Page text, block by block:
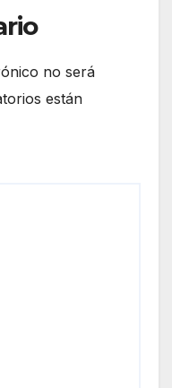
no será
están